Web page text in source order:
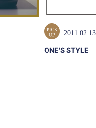
2011.02.13
ONE'S STYLE